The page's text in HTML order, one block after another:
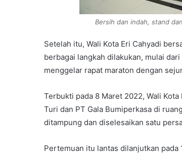
Bersih dan indah, stand
Setelah itu, Wali Kota Eri Cahyadi
berbagai langkah dilakukan, mulai
menggelar rapat maraton dengan
Terbukti pada 8 Maret 2022, Wali
Turi dan PT Gala Bumiperkasa di
ditampung dan diselesaikan satu
Pertemuan itu lantas dilanjutkan pada